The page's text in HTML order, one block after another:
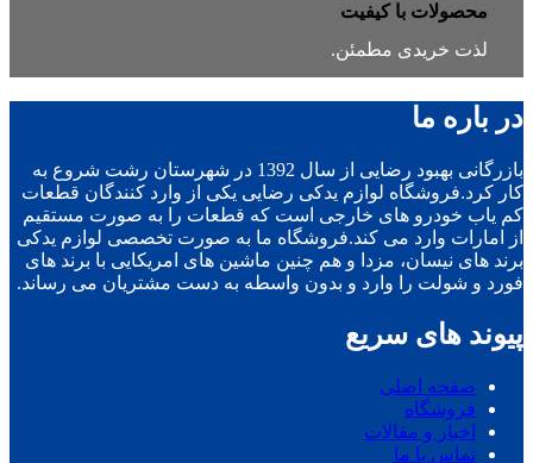
محصولات با کیفیت
لذت خریدی مطمئن.
در باره ما
بازرگانی بهبود رضایی از سال 1392 در شهرستان رشت شروع به
کار کرد.فروشگاه لوازم یدکی رضایی یکی از وارد کنندگان قطعات
کم یاب خودرو های خارجی است که قطعات را به صورت مستقیم
از امارات وارد می کند.فروشگاه ما به صورت تخصصی لوازم یدکی
برند های نیسان، مزدا و هم چنین ماشین های امریکایی با برند های
فورد و شولت را وارد و بدون واسطه به دست مشتریان می رساند.
پیوند های سریع
صفحه اصلی
فروشگاه
اخبار و مقالات
تماس با ما